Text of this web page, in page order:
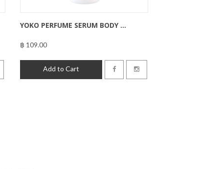
YOKO PERFUME SERUM BODY ...
฿ 109.00
Add to Cart